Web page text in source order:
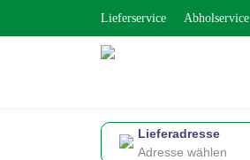
Lieferservice Abholservice
Lieferadresse
Adresse wählen